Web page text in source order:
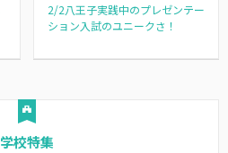
2/2八王子実践中のプレゼンテー
ション入試のユニークさ！
学校特集